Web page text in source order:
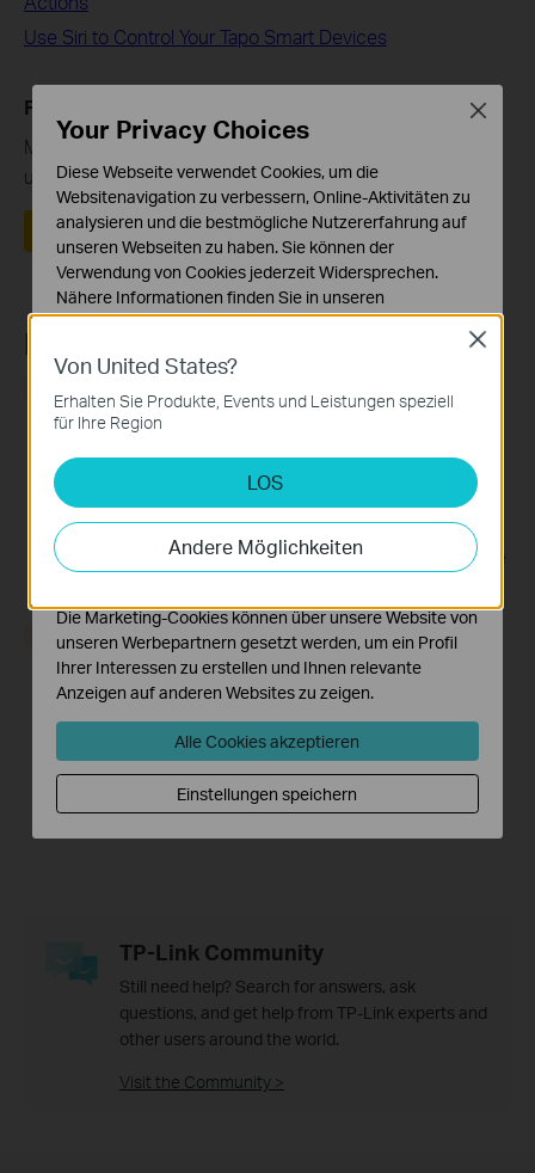
Use Siri to Control Your Tapo Smart Devices
Finden Sie diese FAQ hilfreich?
Mit Ihrer Rückmeldung tragen Sie dazu bei, dass wir
unsere Webpräsenz verbessern.
Ja Nein
Recommend Products
Tapo P100
Intelligente WLAN-Steckdose
Tapo P115
Mini-smarte Wi-Fi-Steckdose
Tapo P300
Smarte Wi-Fi-
TP-Link Community
Still need help? Search for answers, ask
questions, and get help from TP-Link experts and
other users around the world.
Visit the Community >
Von United States?
Erhalten Sie Produkte, Events und Leistungen speziell
für Ihre Region
LOS
Andere Möglichkeiten
Close
Your Privacy Choices
Diese Webseite verwendet Cookies, um die
Websitenavigation zu verbessern, Online-Aktivitäten zu
analysieren und die bestmögliche Nutzererfahrung auf
unseren Webseiten zu haben. Sie können der
Verwendung von Cookies jederzeit Widersprechen.
Nähere Informationen finden Sie in unseren
Datenschutzhinweisen.
Notwendige Cookies
erforderlich und können in Ihren Systemen nicht
Analyse- und Marketing-Cookies
Analyse-Cookies ermöglichen es uns, Ihre Aktivitäten
auf unserer Website zu analysieren, um die
Funktionsweise unserer Website zu verbessern und
Die Marketing-Cookies können über unsere Website von
unseren Werbepartnern gesetzt werden, um ein Profil
Ihrer Interessen zu erstellen und Ihnen relevante
Anzeigen auf anderen Websites zu zeigen.
Alle Cookies akzeptieren
Einstellungen speichern
Close